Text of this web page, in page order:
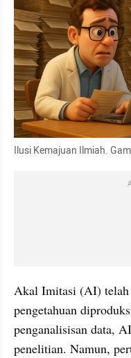
Ilusi Kemajuan Ilmiah.
Akal Imitasi (AI)
pengetahuan
penganalisisan data,
penelitian. Namun,